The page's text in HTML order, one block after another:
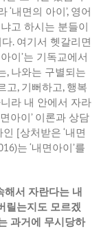
‘내면의 아이’, 영어
고 하시는 분들이
. 여기서 헷갈리면
이’는 기독교에서
, 나와는 구별되는
고, 기뻐하고, 행복
라 내 안에서 자라
아이’ 이론과 상담
인 [상처받은 ‘내면
는 ‘내면아이’를
해서 자란다는 내
릴는지도 모르겠
과거에 무시당하